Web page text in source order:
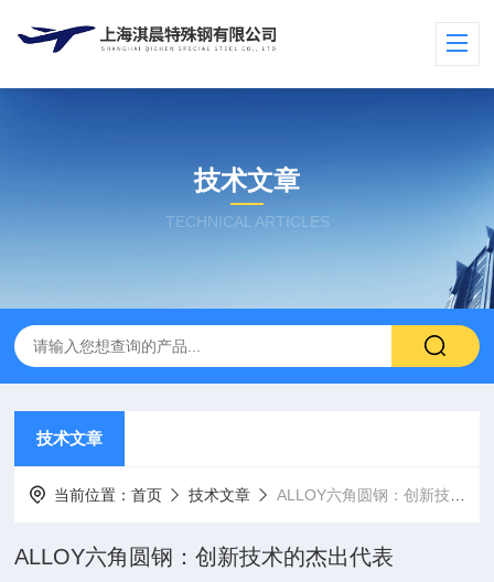
技术文章
TECHNICAL ARTICLES
技术文章
当前位置：首页 技术文章 ALLOY六角圆钢：创新技术的杰出代表
ALLOY六角圆钢：创新技术的杰出代表